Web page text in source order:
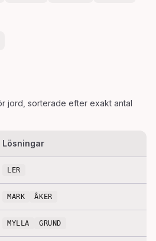
jord , sorterade efter exakt antal
Lösningar
LER
MARK ÅKER
MYLLA GRUND